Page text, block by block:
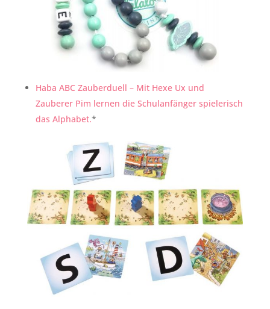
Haba ABC Zauberduell – Mit Hexe Ux und
Zauberer Pim lernen die Schulanfänger spielerisch
das Alphabet.*